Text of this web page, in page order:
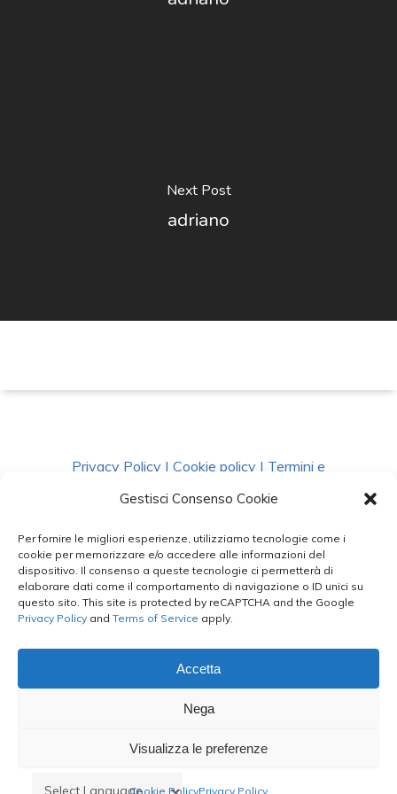
Gestisci Consenso Cookie
Per fornire le migliori esperienze, utilizziamo tecnologie come i
cookie per memorizzare e/o accedere alle informazioni del
dispositivo. Il consenso a queste tecnologie ci permetterà di
elaborare dati come il comportamento di navigazione o ID unici su
questo sito. This site is protected by reCAPTCHA and the Google
Privacy Policy and Terms of Service apply.
Accetta
Nega
Visualizza le preferenze
Cookie PolicyPrivacy Policy
Next Post
adriano
Privacy Policy | Cookie policy | Termini e
Condizioni|Richiedi Dati
facebook instagram whatsappphone
email
Le Bontà del Capo ©